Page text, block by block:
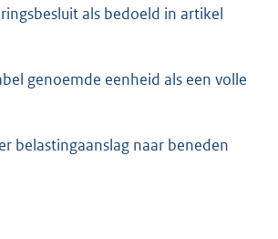
als bedoeld in artikel
genoemde eenheid als een volle
belastingaanslag naar beneden